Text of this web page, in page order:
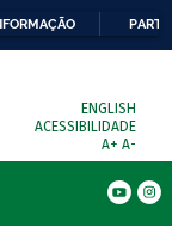
ENGLISH
ACESSIBILIDADE
A+ A-